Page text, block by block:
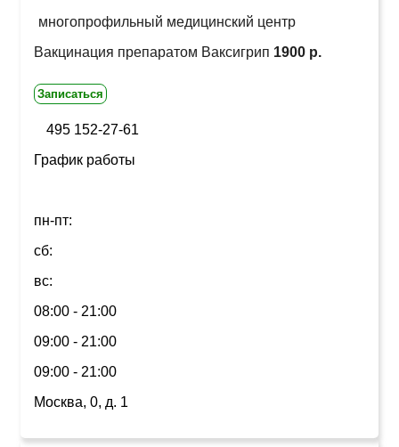
многопрофильный медицинский центр
Вакцинация препаратом Ваксигрип 1900 р.
Записаться
495 152-27-61
График работы
пн-пт:
сб:
вс:
08:00 - 21:00
09:00 - 21:00
09:00 - 21:00
Москва, 0, д. 1